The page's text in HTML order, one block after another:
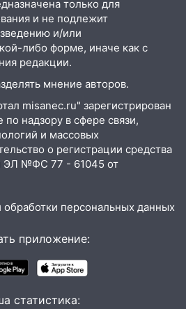
рублей
светофор на
в Ульяновске
крышу дома на
и рухнуло
районе дерево
по Ульяновску:
и остановившиеся
снова уходит под
только для
и не подлежит
и/или
либо форме, иначе как с
редакции.
мнение авторов.
misanec.ru" зарегистрирован
надзору в сфере связи,
и массовых
о регистрации средства
ЭЛ №ФС 77 - 61045 от
персональных данных
приложение:
статистика: